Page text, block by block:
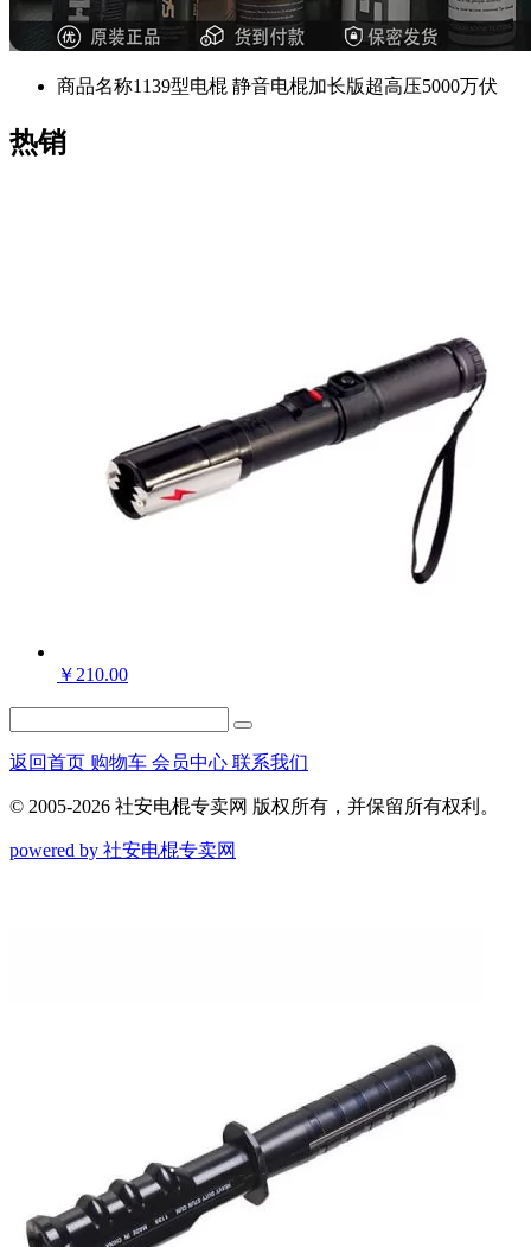
商品名称1139型电棍 静音电棍加长版超高压5000万伏
热销
￥210.00
返回首页 购物车 会员中心 联系我们
© 2005-2026 社安电棍专卖网 版权所有，并保留所有权利。
powered by 社安电棍专卖网